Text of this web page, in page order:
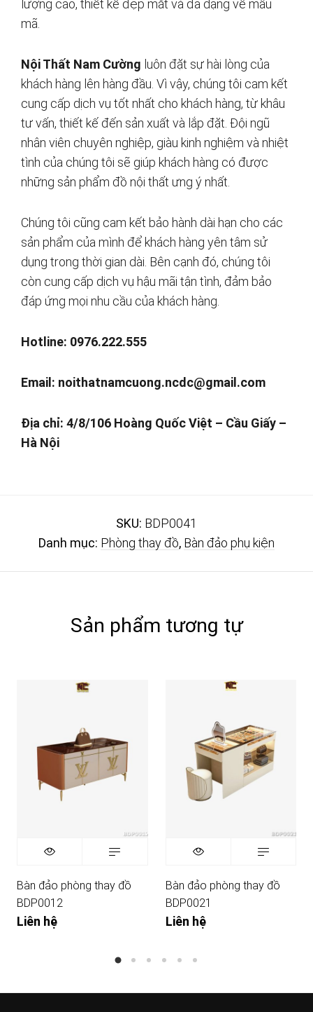
lượng cao, thiết kế đẹp mắt và đa dạng về mẫu
mã.
Nội Thất Nam Cường luôn đặt sự hài lòng của
khách hàng lên hàng đầu. Vì vậy, chúng tôi cam kết
cung cấp dịch vụ tốt nhất cho khách hàng, từ khâu
tư vấn, thiết kế đến sản xuất và lắp đặt. Đội ngũ
nhân viên chuyên nghiệp, giàu kinh nghiệm và nhiệt
tình của chúng tôi sẽ giúp khách hàng có được
những sản phẩm đồ nội thất ưng ý nhất.
Chúng tôi cũng cam kết bảo hành dài hạn cho các
sản phẩm của mình để khách hàng yên tâm sử
dụng trong thời gian dài. Bên cạnh đó, chúng tôi
còn cung cấp dịch vụ hậu mãi tận tình, đảm bảo
đáp ứng mọi nhu cầu của khách hàng.
Hotline: 0976.222.555
Email: noithatnamcuong.ncdc@gmail.com
Địa chỉ: 4/8/106 Hoàng Quốc Việt – Cầu Giấy –
Hà Nội
SKU: BDP0041
Danh mục: Phòng thay đồ, Bàn đảo phụ kiện
Sản phẩm tương tự
Bàn đảo phòng thay đồ
BDP0012
Liên hệ
Bàn đảo phòng thay đồ
BDP0021
Liên hệ